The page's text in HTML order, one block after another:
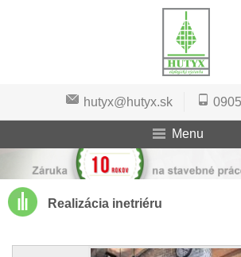
hutyx@hutyx.sk
Menu
Realizácia inetriéru